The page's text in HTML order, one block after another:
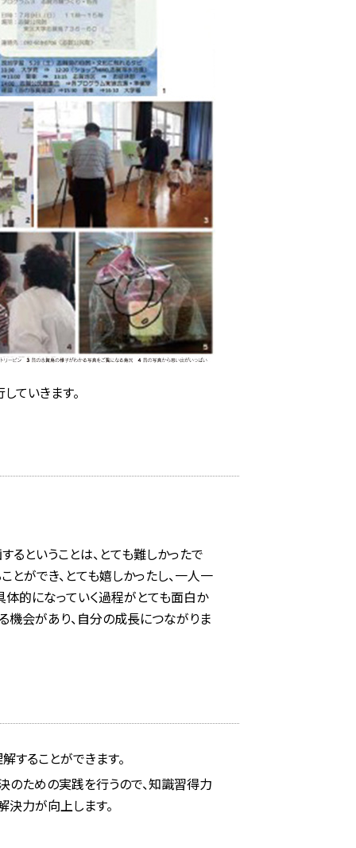
ていきます。
るということは、とても難しかったで
とができ、とても嬉しかったし、一人一
体的になっていく過程がとても面白か
機会があり、自分の成長につながりま
することができます。
のための実践を行うので、知識習得力
決力が向上します。